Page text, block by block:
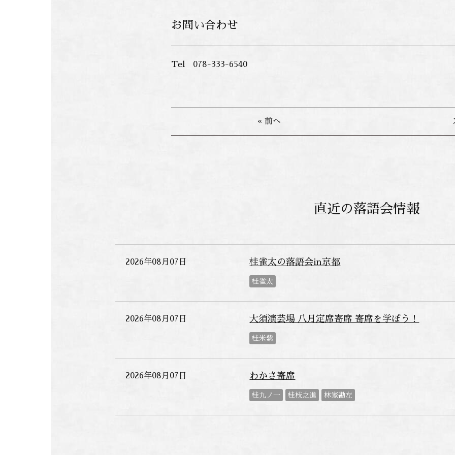
お問い合わせ
Tel 078-333-6540
« 前へ
直近の落語会情報
2026年08月07日 桂雀太の落語会in京都
桂雀太
2026年08月07日 大須演芸場 八月定席寄席 寄席を学ぼう！
桂米紫
2026年08月07日 わかさ寄席
桂九ノ一 桂枝之進 林家勘左